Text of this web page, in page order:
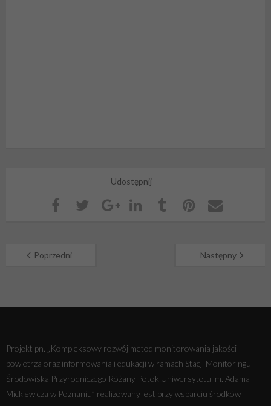
Udostępnij
Poprzedni Następny
Projekt pn. „Kompleksowy rozwój metod monitorowania jakości
powietrza oraz informowania i edukacji w ramach Stacji Monitoringu
Środowiska Przyrodniczego Różany Potok Uniwersytetu im. Adama
Mickiewicza w Poznaniu” realizowany jest przy wsparciu środków